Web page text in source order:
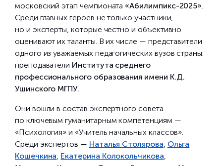
московский этап чемпионата «Абилимпикс-2025»
Среди главных героев не только участники,
но и эксперты, которые честно и объективно
оценивают их таланты. В их числе — представители
одного из уважаемых педагогических вузов страны:
преподаватели Института среднего
профессионального образования имени К.Д.
Ушинского МГПУ.
Они вошли в состав экспертного совета
по ключевым гуманитарным компетенциям —
«Психология» и «Учитель начальных классов».
Среди экспертов — Наталья Столярова Ольга
Кошечкина Екатерина Колокольчикова